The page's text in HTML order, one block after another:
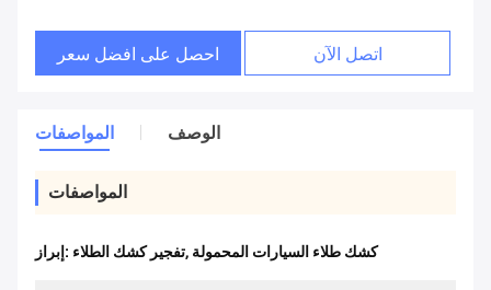
احصل على افضل سعر اتصل الآن
المواصفات الوصف
المواصفات
إبراز: تفجير كشك الطلاء, كشك طلاء السيارات المحمولة